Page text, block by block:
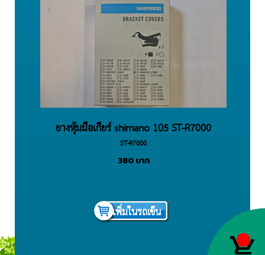
ยางหุ้มมือเกียร์ shimano 105 ST-R7000
ST-R7000
380 บาท
เพิ่มในรถเข็น